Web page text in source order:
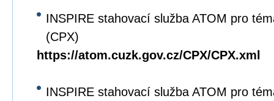
INSPIRE stahovací služba ATOM pro
(CPX)
https://atom.cuzk.gov.cz/CPX/CPX.xml
INSPIRE stahovací služba ATOM pro